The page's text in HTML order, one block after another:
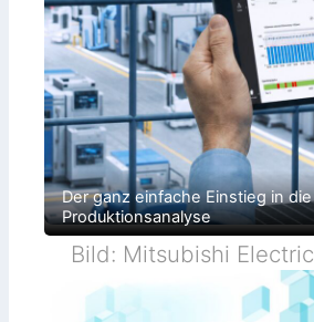
Der ganz einfache Einstieg in die
Produktionsanalyse
Bild: Mitsubishi Electric